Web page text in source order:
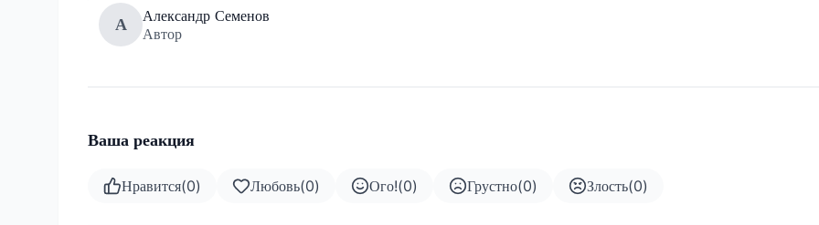
А
Александр Семенов
Автор
Ваша реакция
Нравится(0) Любовь(0) Ого!(0) Грустно(0) Злость(0)